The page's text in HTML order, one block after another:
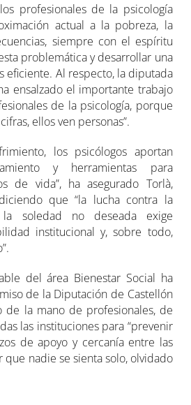
profesionales de la psicología
actual a la pobreza, la
siempre con el espíritu
problemática y desarrollar una
eficiente. Al respecto, la diputada
ensalzado el importante trabajo
de la psicología, porque
ellos ven personas”.
los psicólogos aportan
y herramientas para
de vida”, ha asegurado Torlà,
que “la lucha contra la
soledad no deseada exige
institucional y, sobre todo,
del área Bienestar Social ha
de la Diputación de Castellón
de la mano de profesionales, de
las instituciones para “prevenir
de apoyo y cercanía entre las
que nadie se sienta solo, olvidado